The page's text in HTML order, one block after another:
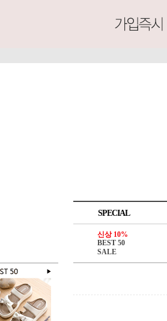
SPECIAL
신상 10%
BEST 50
SALE